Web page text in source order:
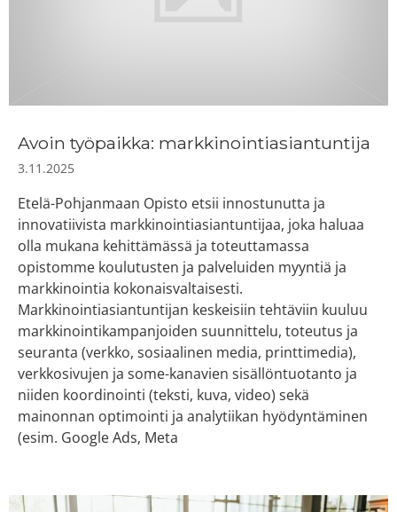
Avoin työpaikka: markkinointiasiantuntija
3.11.2025
Etelä-Pohjanmaan Opisto etsii innostunutta ja
innovatiivista markkinointiasiantuntijaa, joka haluaa
olla mukana kehittämässä ja toteuttamassa
opistomme koulutusten ja palveluiden myyntiä ja
markkinointia kokonaisvaltaisesti.
Markkinointiasiantuntijan keskeisiin tehtäviin kuuluu
markkinointikampanjoiden suunnittelu, toteutus ja
seuranta (verkko, sosiaalinen media, printtimedia),
verkkosivujen ja some-kanavien sisällöntuotanto ja
niiden koordinointi (teksti, kuva, video) sekä
mainonnan optimointi ja analytiikan hyödyntäminen
(esim. Google Ads, Meta